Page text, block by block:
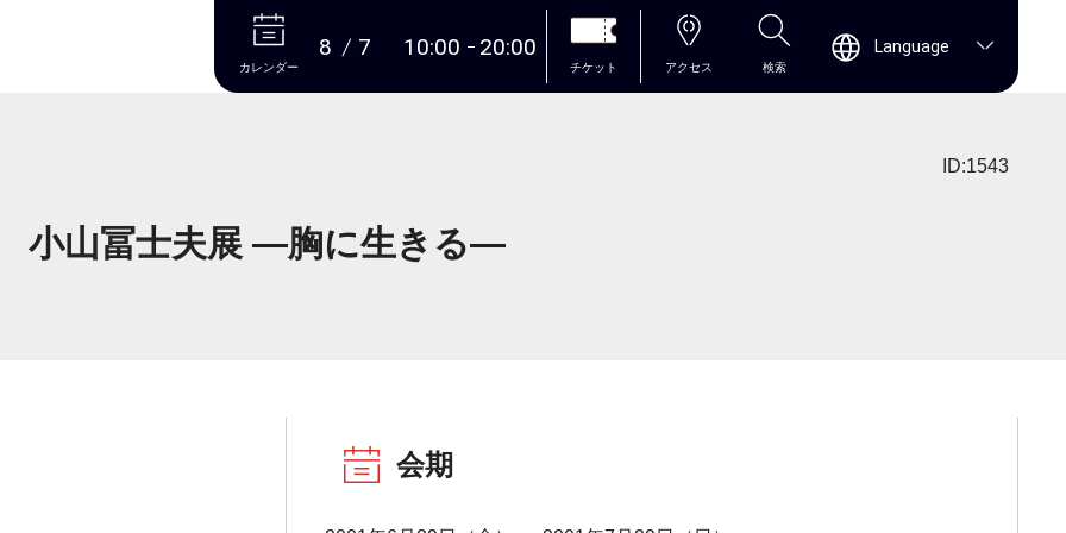
本文へ
カレンダー
8 7 10:00 20:00
チケット アクセス 検索
Language
ID:1543
小山冨士夫展 ―胸に生きる―
会期